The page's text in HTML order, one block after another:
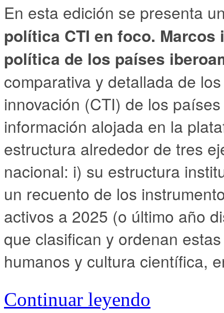
En esta edición se presenta
política CTI en foco.
política de los países
comparativa y detallada de
innovación (CTI) de los
información alojada en la
estructura alrededor de tres
nacional: i) su estructura
un recuento de los
activos a 2025 (o último año
que clasifican y ordenan
humanos y cultura científica,
Continuar leyendo